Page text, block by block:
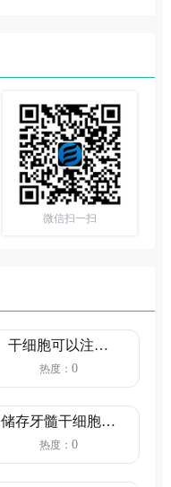
微信扫一扫
干细胞可以注射
吗？（注射干细胞
热度： 0
储存牙髓干细胞哪
家好？干细胞储存
热度： 0